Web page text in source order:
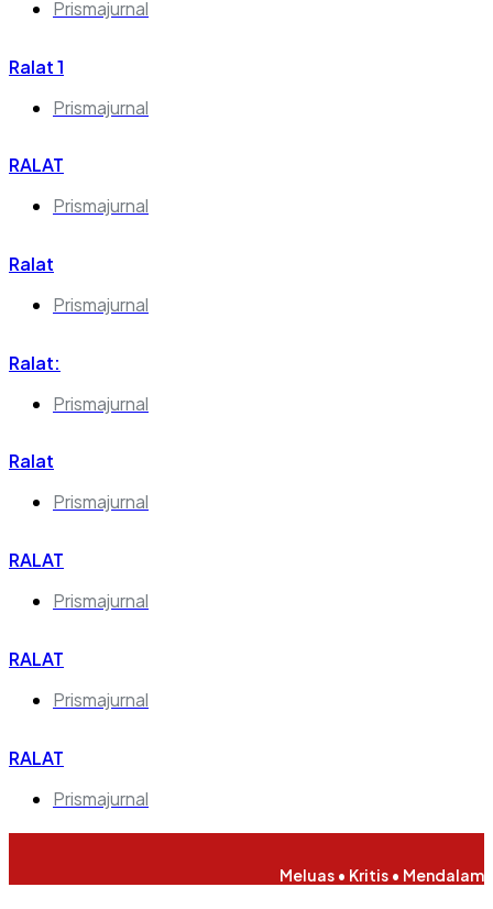
Prismajurnal
Ralat 1
Prismajurnal
RALAT
Prismajurnal
Ralat
Prismajurnal
Ralat:
Prismajurnal
Ralat
Prismajurnal
RALAT
Prismajurnal
RALAT
Prismajurnal
RALAT
Prismajurnal
Meluas • Kritis • Mendalam